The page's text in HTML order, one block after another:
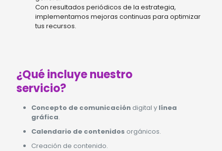
Con resultados periódicos de la estrategia,
implementamos mejoras continuas para optimizar
tus recursos.
¿Qué incluye nuestro
servicio?
Concepto de comunicación digital y línea
gráfica.
Calendario de contenidos orgánicos.
Creación de contenido.